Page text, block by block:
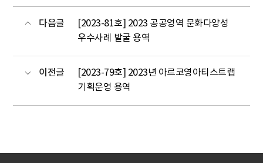
다음글
[2023-81호] 2023 공공영역 문화다양성
우수사례 발굴 용역
이전글
[2023-79호] 2023년 아르코영아티스트랩
기획운영 용역